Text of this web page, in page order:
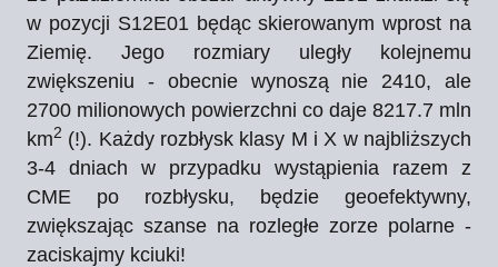
w pozycji S12E01 będąc skierowanym wprost na
Ziemię. Jego rozmiary uległy kolejnemu
zwiększeniu - obecnie wynoszą nie 2410, ale
2700 milionowych powierzchni co daje 8217.7 mln
km2 (!). Każdy rozbłysk klasy M i X w najbliższych
3-4 dniach w przypadku wystąpienia razem z
CME po rozbłysku, będzie geoefektywny,
zwiększając szanse na rozległe zorze polarne -
zaciskajmy kciuki!